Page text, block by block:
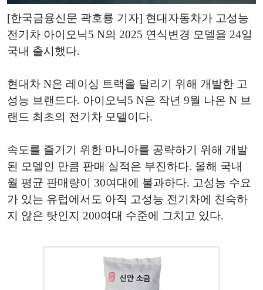
[한국금융신문 곽호룡 기자] 현대자동차가 고성능
전기차 아이오닉5 N의 2025 연식변경 모델을 24일
국내 출시했다.
현대차 N은 레이싱 트랙을 달리기 위해 개발한 고
성능 브랜드다. 아이오닉5 N은 작년 9월 나온 N 브
랜드 최초의 전기차 모델이다.
속도를 즐기기 위한 마니아를 공략하기 위해 개발
된 모델인 만큼 판매 실적은 부진하다. 올해 국내
월 평균 판매량이 30여대에 불과하다. 고성능 수요
가 있는 유럽에서도 아직 고성능 전기차에 친숙하
지 않은 탓인지 200여대 수준에 그치고 있다.